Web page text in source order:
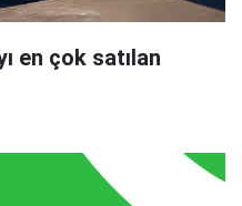
en çok satılan